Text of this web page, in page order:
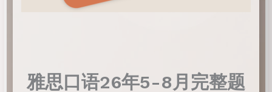
雅思口语26年5-8月完整题